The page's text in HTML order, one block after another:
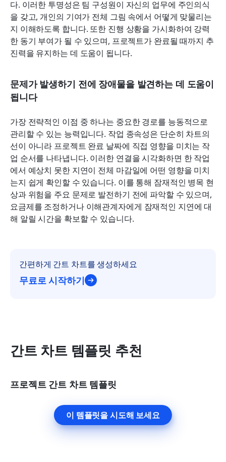
다. 이러한 투명성은 팀 구성원이 자신의 업무에 주인의식
을 갖고, 개인의 기여가 전체 그림 속에서 어떻게 맞물리는
지 이해하도록 합니다. 또한 진행 상황을 가시화하여 강력
한 동기 부여가 될 수 있으며, 프로젝트가 완료될 때까지 추
진력을 유지하는 데 도움이 됩니다.
문제가 발생하기 전에 장애물을 발견하는 데 도움이
됩니다
가장 전략적인 이점 중 하나는 중요한 경로를 능동적으로
관리할 수 있는 능력입니다. 작업 종속성은 단순히 차트의
선이 아니라 프로젝트 완료 날짜에 직접 영향을 미치는 작
업 순서를 나타냅니다. 이러한 연결을 시각화하면 한 작업
에서 예상치 못한 지연이 전체 마감일에 어떤 영향을 미치
는지 쉽게 확인할 수 있습니다. 이를 통해 잠재적인 병목 현
상과 위험을 주요 문제로 발전하기 전에 파악할 수 있으며,
요금제를 조정하거나 이해관계자에게 잠재적인 지연에 대
해 알릴 시간을 확보할 수 있습니다.
간편하게 간트 차트를 생성하세요
무료로 시작하기
간트 차트 템플릿 추천
프로젝트 간트 차트 템플릿
이 템플릿을 시도해 보세요